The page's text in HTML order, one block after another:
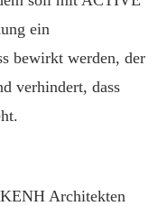
ein
bewirkt werden, der
verhindert, dass
KENH Architekten